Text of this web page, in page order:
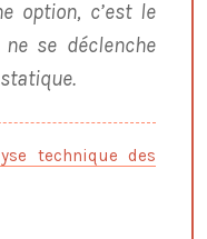
option, c’est le
se déclenche
technique des